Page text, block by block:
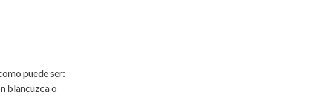
puede ser:
blancuzca o